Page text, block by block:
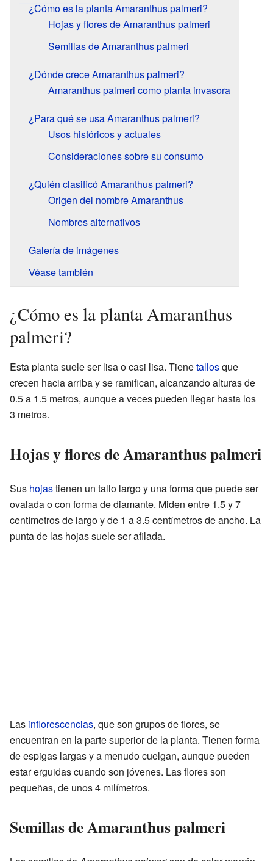
¿Cómo es la planta Amaranthus palmeri?
Hojas y flores de Amaranthus palmeri
Semillas de Amaranthus palmeri
¿Dónde crece Amaranthus palmeri?
Amaranthus palmeri como planta invasora
¿Para qué se usa Amaranthus palmeri?
Usos históricos y actuales
Consideraciones sobre su consumo
¿Quién clasificó Amaranthus palmeri?
Origen del nombre Amaranthus
Nombres alternativos
Galería de imágenes
Véase también
¿Cómo es la planta Amaranthus
palmeri?
Esta planta suele ser lisa o casi lisa. Tienetallosque
crecen hacia arriba y se ramifican, alcanzando alturas de
0.5 a 1.5 metros, aunque a veces pueden llegar hasta los
3 metros.
Hojas y flores de Amaranthus palmeri
Sus hojastienen un tallo largo y una forma que puede ser
ovalada o con forma de diamante. Miden entre 1.5 y 7
centímetros de largo y de 1 a 3.5 centímetros de ancho. La
punta de las hojas suele ser afilada.
Las inflorescencias, que son grupos de flores, se
encuentran en la parte superior de la planta. Tienen forma
de espigas largas y a menudo cuelgan, aunque pueden
estar erguidas cuando son jóvenes. Las flores son
pequeñas, de unos 4 milímetros.
Semillas de Amaranthus palmeri